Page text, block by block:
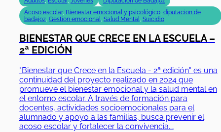
Acoso escolar, Bienestar emocional y psicológico, diputacion de
badajoz, Gestion emocional, Salud Mental, Suicidio
BIENESTAR QUE CRECE EN LA ESCUELA –
2ª EDICIÓN
"Bienestar que Crece en la Escuela - 2ª edición" es una
continuidad del proyecto realizado en 2024 que
promueve el bienestar emocional y la salud mental en
el entorno escolar. A través de formación para
docentes, actividades socioemocionales para el
alumnado y apoyo a las familias, busca prevenir el
acoso escolar y fortalecer la convivencia.…